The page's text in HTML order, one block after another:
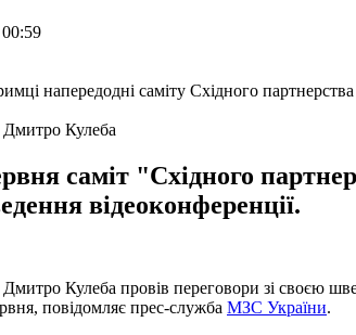
Дмитро Кулеба
саміт "Східного
відеоконференції.
Кулеба провів переговори зі своєю
повідомляє прес-служба МЗС України.